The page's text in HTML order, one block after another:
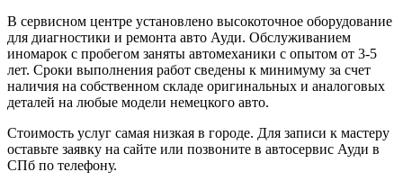
В сервисном центре установлено высокоточное оборудование
для диагностики и ремонта авто Ауди. Обслуживанием
иномарок с пробегом заняты автомеханики с опытом от 3-5
лет. Сроки выполнения работ сведены к минимуму за счет
наличия на собственном складе оригинальных и аналоговых
деталей на любые модели немецкого авто.
Стоимость услуг самая низкая в городе. Для записи к мастеру
оставьте заявку на сайте или позвоните в автосервис Ауди в
СПб по телефону.